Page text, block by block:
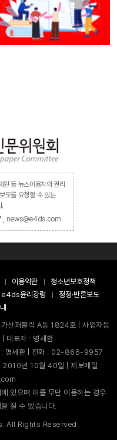
원 등 뉴스이용자의 권리
도를 요청할 수 있는
.
, news@e4ds.com
이용약관
청소년보호정책
e4ds윤리강령
정정·반론보도
산퍼블릭 A동 1824호 | 사업자등
표자 : 명세환
: 명세환 | 전화 : 02-866-9957
2010년 10월 40일 | 제보메일 :
있으며 이를 무단 이용하는 경우
질 수 있습니다.
All Rights Reserved